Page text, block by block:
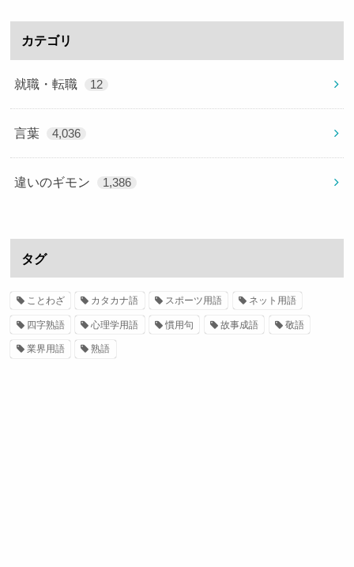
カテゴリ
就職・転職 12
言葉 4,036
違いのギモン 1,386
タグ
ことわざ カタカナ語 スポーツ用語 ネット用語
四字熟語 心理学用語 慣用句 故事成語 敬語
業界用語 熟語